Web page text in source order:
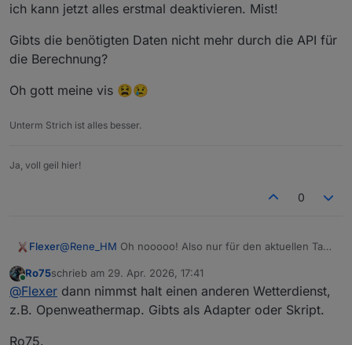
persönlich eine Katastrophe
oder im github
https://github.com/rg-
engineering/ioBroker.daswetter/issues/476
Was heisst " Debug ist sauber"? wird da geloggt,
dass sunshine duration berechnet wird? Im log muss
irgendwas mit "CalculateSunshineDuration"
ich kann jetzt alles erstmal deaktivieren. Mist!
Gibts die benötigten Daten nicht mehr durch die API für
die Berechnung?
Oh gott meine vis 😫😢
Unterm Strich ist alles besser.
Ja, voll geil hier!
0
Flexer@Rene_HM Oh nooooo! Also nur für den aktuellen Tag!
Rasenmäher usw usw benutzt teilweise 5 Tage im
voraus. Ich glaub ich kann jetzt alles erstmal
deaktivieren. Mist!
Gibts die benötigten Daten nicht mehr durch die API für
die Berechnung?
Oh gott meine vis 😫😢
Online
Ro75schrieb am 29. Apr. 2026, 17:41
zuletzt editiert von
@Flexer dann nimmst halt einen anderen Wetterdienst,
z.B. Openweathermap. Gibts als Adapter oder Skript.
Ro75.